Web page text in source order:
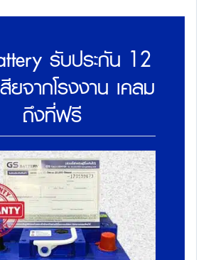
รับประกัน 12
ยจากโรงงาน เคลม
ถึงที่ฟรี